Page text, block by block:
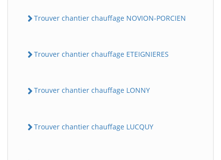
Trouver chantier chauffage NOVION-PORCIEN
Trouver chantier chauffage ETEIGNIERES
Trouver chantier chauffage LONNY
Trouver chantier chauffage LUCQUY
BatiWebPro